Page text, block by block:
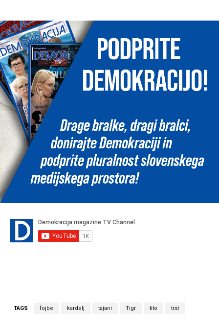
TAGS fojbe kardelj tajani Tigr tito trst